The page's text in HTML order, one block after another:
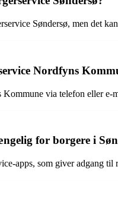
Søndersø, men det
Nordfyns
via telefon eller e-
for borgere i
apps, som giver adgang til